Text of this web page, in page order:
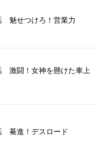
魅せつけろ！営業力
激闘！女神を懸けた車上
驀進！デスロード